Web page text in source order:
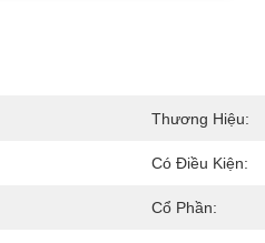
Thương Hiệu:
Có Điều Kiện:
Cổ Phần: